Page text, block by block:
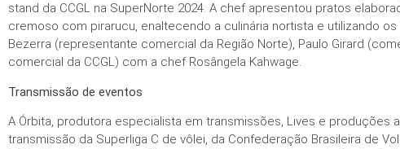
stand da CCGL na SuperNorte 2024. A chef apresentou pratos
cremoso com pirarucu, enaltecendo a culinária nortista e utilizando
Bezerra (representante comercial da Região Norte), Paulo Girard
comercial da CCGL) com a chef Rosângela Kahwage.
Transmissão de eventos
A Órbita, produtora especialista em transmissões, Lives e produções
transmissão da Superliga C de vôlei, da Confederação Brasileira de